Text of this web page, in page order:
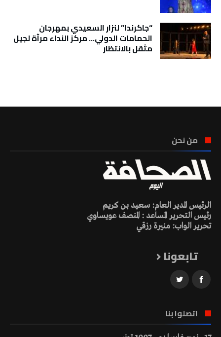
“جاكرندا” لنزار السعيدي بمهرجان
الحمامات الدولي… مركز النداء مرآة لجيل
مثقل بالانتظار
من نحن
الرئيس المدير العام: سعيد بن كريم
رئيس التحرير المساعد : المنصف عويساوي
تحرير الواب: منيرة رزقي
تابعونا
اتصلوا بنا